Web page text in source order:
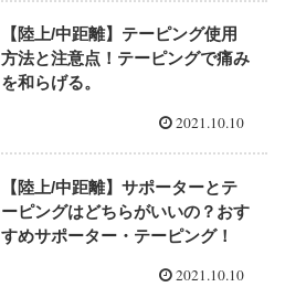
【陸上/中距離】テーピング使用
方法と注意点！テーピングで痛み
を和らげる。
2021.10.10
【陸上/中距離】サポーターとテ
ーピングはどちらがいいの？おす
すめサポーター・テーピング！
2021.10.10